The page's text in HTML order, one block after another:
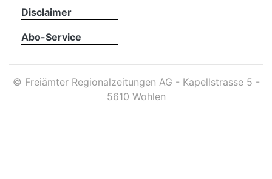
Disclaimer
Abo-Service
© Freiämter Regionalzeitungen AG - Kapellstrasse 5 -
5610 Wohlen